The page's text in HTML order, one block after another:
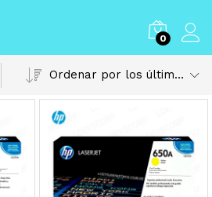
0
Ordenar por los últimos